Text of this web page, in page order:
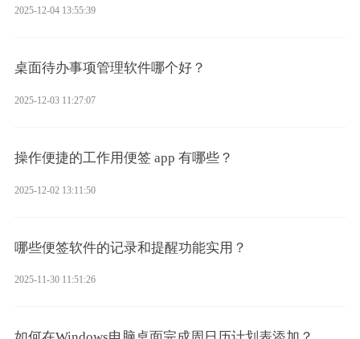
2025-12-04 13:55:39
桌面待办事项管理软件哪个好？
2025-12-03 11:27:07
操作便捷的工作用便签 app 有哪些？
2025-12-02 13:11:50
哪些便签软件的记录和提醒功能实用？
2025-11-30 11:51:26